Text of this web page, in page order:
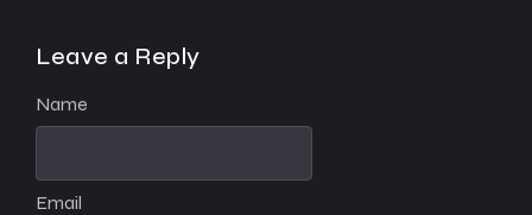
Leave a Reply
Name
Email